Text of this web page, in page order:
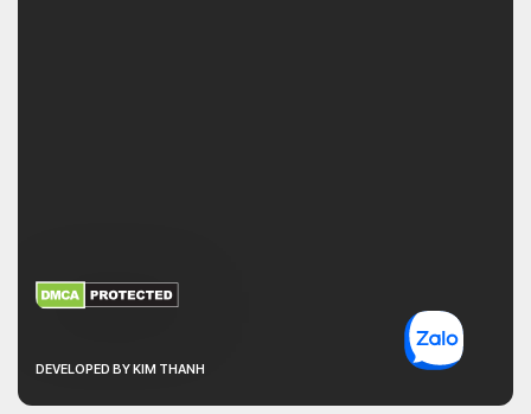
DEVELOPED BY KIM THANH
XEM THÊM